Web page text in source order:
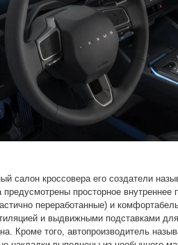
салон кроссовера его создатели
просторное внутреннее
переработанные) и
и выдвижными подставками
Кроме того, автопроизводитель